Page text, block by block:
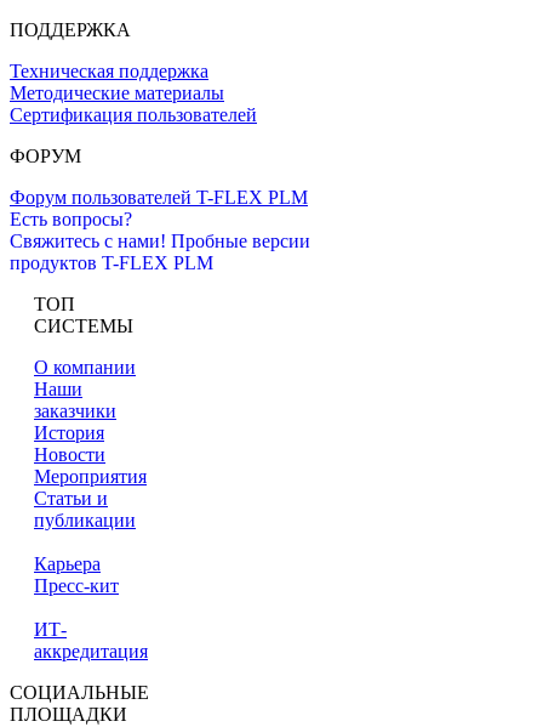
ПОДДЕРЖКА
Техническая поддержка
Методические материалы
Сертификация пользователей
ФОРУМ
Форум пользователей T-FLEX PLM
Есть вопросы?
Свяжитесь с нами! Пробные версии
продуктов T-FLEX PLM
ТОП
СИСТЕМЫ
О компании
Наши
заказчики
История
Новости
Мероприятия
Статьи и
публикации
Карьера
Пресс-кит
ИТ-
аккредитация
СОЦИАЛЬНЫЕ
ПЛОЩАДКИ